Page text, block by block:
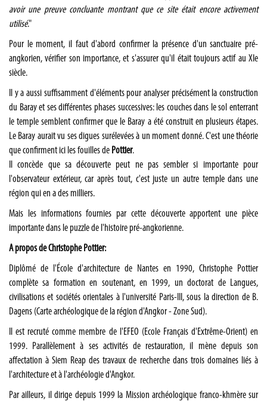
avoir une preuve concluante montrant que ce site était encore activement
utilisé."
Pour le moment, il faut d'abord confirmer la présence d'un sanctuaire pré-
angkorien, vérifier son importance, et s'assurer qu'il était toujours actif au XIe
siècle.
Il y a aussi suffisamment d'éléments pour analyser précisément la construction
du Baray et ses différentes phases successives: les couches dans le sol enterrant
le temple semblent confirmer que le Baray a été construit en plusieurs étapes.
Le Baray aurait vu ses digues surélevées à un moment donné. C'est une théorie
que confirment ici les fouilles de Pottier.
Il concède que sa découverte peut ne pas sembler si importante pour
l'observateur extérieur, car après tout, c'est juste un autre temple dans une
région qui en a des milliers.
Mais les informations fournies par cette découverte apportent une pièce
importante dans le puzzle de l'histoire pré-angkorienne.
A propos de Christophe Pottier:
Diplômé de l'École d'architecture de Nantes en 1990, Christophe Pottier
complète sa formation en soutenant, en 1999, un doctorat de Langues,
civilisations et sociétés orientales à l'université Paris-III, sous la direction de B.
Dagens (Carte archéologique de la région d'Angkor - Zone Sud).
Il est recruté comme membre de l'EFEO (Ecole Français d'Extrême-Orient) en
1999. Parallèlement à ses activités de restauration, il mène depuis son
affectation à Siem Reap des travaux de recherche dans trois domaines liés à
l'architecture et à l'archéologie d'Angkor.
Par ailleurs, il dirige depuis 1999 la Mission archéologique franco-khmère sur